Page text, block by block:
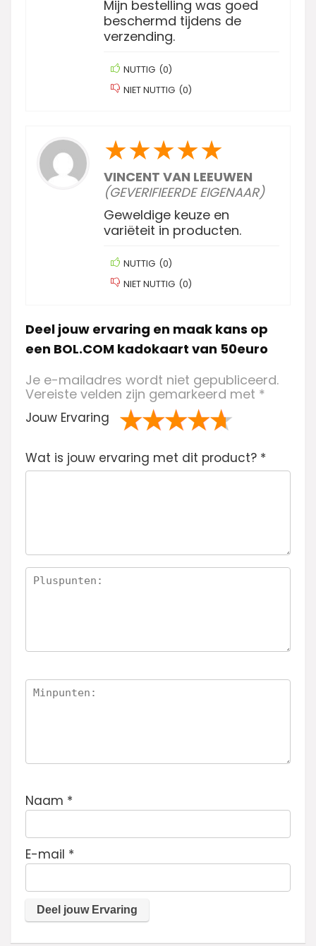
Mijn bestelling was goed
beschermd tijdens de
verzending.
NUTTIG (0)
NIET NUTTIG (0)
★★★★★
VINCENT VAN LEEUWEN
(GEVERIFIEERDE EIGENAAR)
Geweldige keuze en
variëteit in producten.
NUTTIG (0)
NIET NUTTIG (0)
Deel jouw ervaring en maak kans op
een BOL.COM kadokaart van 50euro
Je e-mailadres wordt niet gepubliceerd.
Vereiste velden zijn gemarkeerd met *
Jouw Ervaring
va
n
n
de 5
sterren
sterren
sterren
sterren
Wat is jouw ervaring met dit product? *
Naam *
E-mail *